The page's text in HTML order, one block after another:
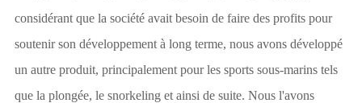
considérant que la société avait besoin de faire des profits pour
soutenir son développement à long terme, nous avons développé
un autre produit, principalement pour les sports sous-marins tels
que la plongée, le snorkeling et ainsi de suite. Nous l'avons